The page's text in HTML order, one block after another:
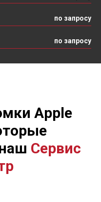
по запросу
по запросу
Apple
Сервис